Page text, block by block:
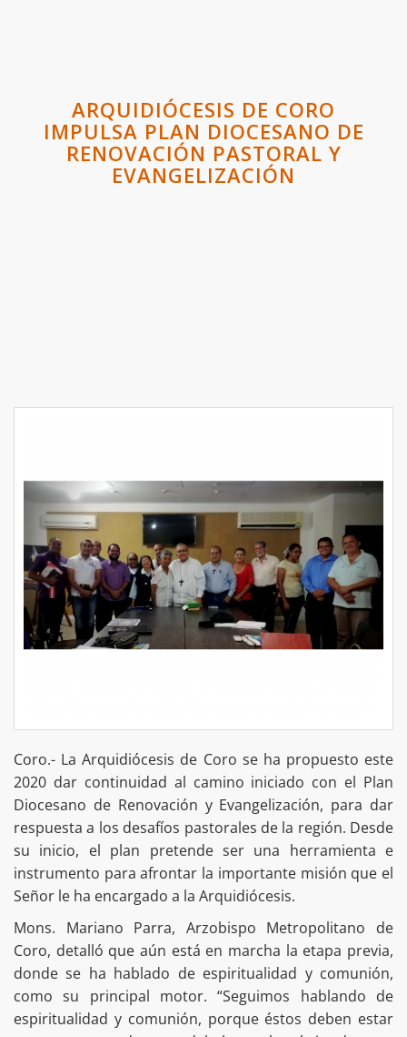
ARQUIDIÓCESIS DE CORO
IMPULSA PLAN DIOCESANO DE
RENOVACIÓN PASTORAL Y
EVANGELIZACIÓN
Coro.- La Arquidiócesis de Coro se ha propuesto este
2020 dar continuidad al camino iniciado con el Plan
Diocesano de Renovación y Evangelización, para dar
respuesta a los desafíos pastorales de la región. Desde
su inicio, el plan pretende ser una herramienta e
instrumento para afrontar la importante misión que el
Señor le ha encargado a la Arquidiócesis.
Mons. Mariano Parra, Arzobispo Metropolitano de
Coro, detalló que aún está en marcha la etapa previa,
donde se ha hablado de espiritualidad y comunión,
como su principal motor. “Seguimos hablando de
espiritualidad y comunión, porque éstos deben estar